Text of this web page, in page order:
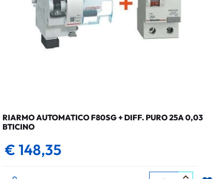
RIARMO AUTOMATICO F80SG + DIFF. PURO 25A 0,03
BTICINO
€ 148,35